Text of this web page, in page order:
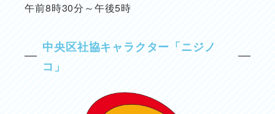
午前8時30分～午後5時
中央区社協キャラクター「ニジノ
コ」